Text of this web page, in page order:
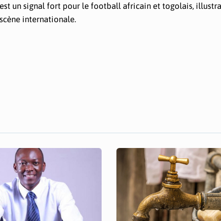
est un signal fort pour le football africain et togolais,
internationale.